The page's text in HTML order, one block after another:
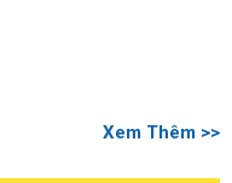
Xem Thêm >>